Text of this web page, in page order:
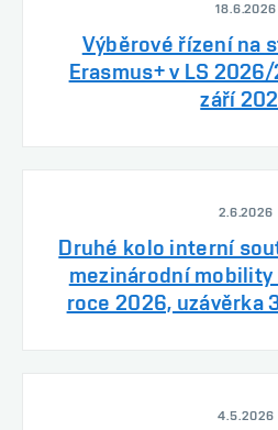
18.6.2026
Výběrové řízení na
Erasmus+ v LS 2026/
září
2.6.2026
Druhé kolo interní
mezinárodní mobility
roce 2026, uzávěrka
4.5.2026